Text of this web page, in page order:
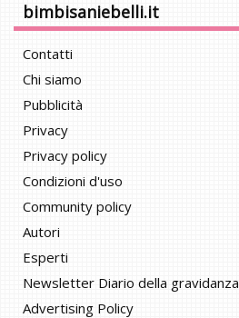
bimbisaniebelli.it
Contatti
Chi siamo
Pubblicità
Privacy
Privacy policy
Condizioni d'uso
Community policy
Autori
Esperti
Newsletter Diario della gravidanza
Advertising Policy